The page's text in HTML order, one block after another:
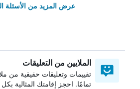
عرض المزيد من الأسئلة
الملايين من التعليقات
تقييمات وتعليقات حقيقية من
تمامًا. احجز إقامتك المثالية